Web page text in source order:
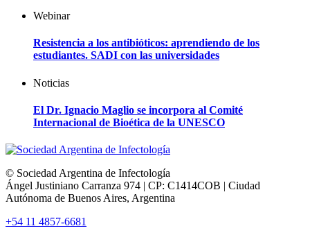
Webinar
Resistencia a los antibióticos: aprendiendo de los
estudiantes. SADI con las universidades
Noticias
El Dr. Ignacio Maglio se incorpora al Comité
Internacional de Bioética de la UNESCO
© Sociedad Argentina de Infectología
Ángel Justiniano Carranza 974 | CP: C1414COB | Ciudad
Autónoma de Buenos Aires, Argentina
+54 11 4857-6681